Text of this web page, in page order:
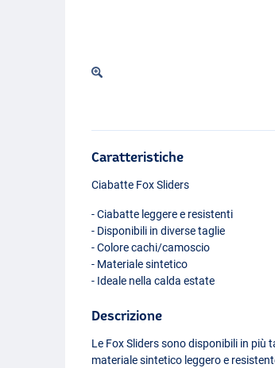
Caratteristiche
Ciabatte Fox Sliders
- Ciabatte leggere e resistenti
- Disponibili in diverse taglie
- Colore cachi/camoscio
- Materiale sintetico
- Ideale nella calda estate
Descrizione
Le Fox Sliders sono disponibili in più
materiale sintetico leggero e